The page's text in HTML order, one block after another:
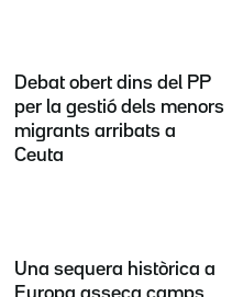
Debat obert dins del PP
per la gestió dels menors
migrants arribats a
Ceuta
Una sequera històrica a